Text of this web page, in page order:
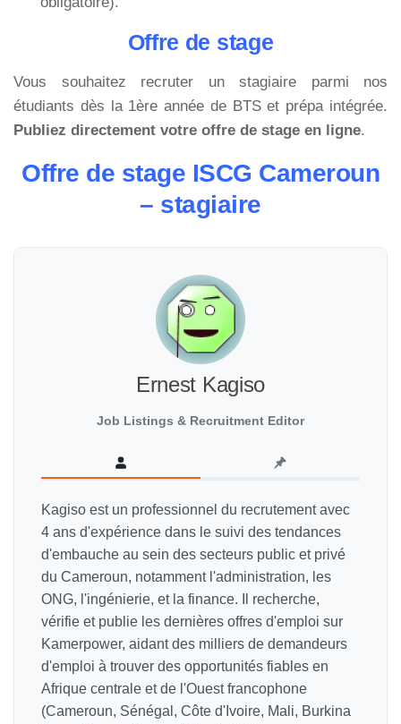
Offre de stage
Vous souhaitez recruter un stagiaire parmi nos
étudiants dès la 1ère année de BTS et prépa intégrée.
Publiez directement votre offre de stage en ligne.
Offre de stage ISCG Cameroun
– stagiaire
Ernest Kagiso
Job Listings & Recruitment Editor
Kagiso est un professionnel du recrutement avec
4 ans d'expérience dans le suivi des tendances
d'embauche au sein des secteurs public et privé
du Cameroun, notamment l'administration, les
ONG, l'ingénierie, et la finance. Il recherche,
vérifie et publie les dernières offres d'emploi sur
Kamerpower, aidant des milliers de demandeurs
d'emploi à trouver des opportunités fiables en
Afrique centrale et de l'Ouest francophone
(Cameroun, Sénégal, Côte d'Ivoire, Mali, Burkina